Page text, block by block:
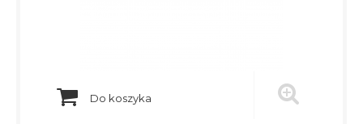
Do koszyka